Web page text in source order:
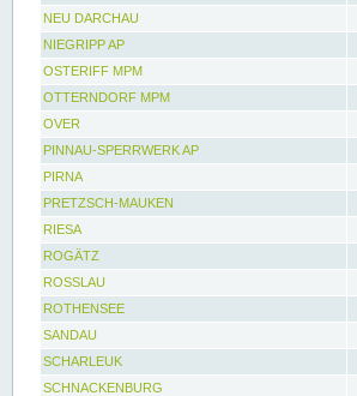
NEU DARCHAU
NIEGRIPP AP
OSTERIFF MPM
OTTERNDORF MPM
OVER
PINNAU-SPERRWERK AP
PIRNA
PRETZSCH-MAUKEN
RIESA
ROGÄTZ
ROSSLAU
ROTHENSEE
SANDAU
SCHARLEUK
SCHNACKENBURG